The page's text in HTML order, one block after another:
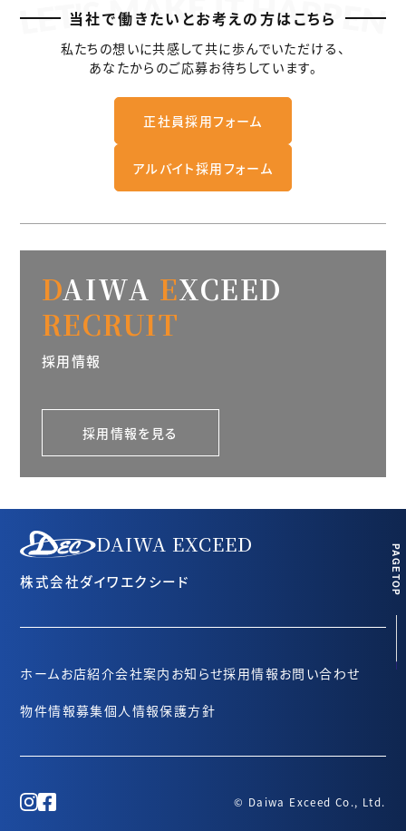
当社で働きたいとお考えの方はこちら
私たちの想いに共感して共に歩んでいただける、
あなたからのご応募お待ちしています。
正社員採用フォーム
アルバイト採用フォーム
DAIWA EXCEED
RECRUIT
採用情報
採用情報を見る
DAIWA EXCEED
株式会社ダイワエクシード
ホームお店紹介会社案内 お知らせ採用情報お問い合わせ
物件情報募集個人情報保護方針
© Daiwa Exceed Co., Ltd.
PAGETOP